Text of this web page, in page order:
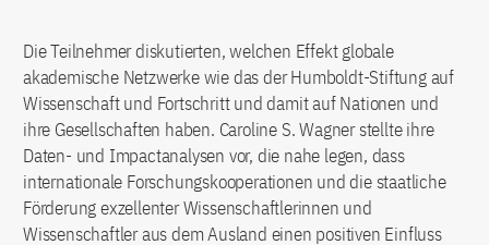
Die Teilnehmer diskutierten, welchen Effekt globale
akademische Netzwerke wie das der Humboldt-Stiftung auf
Wissenschaft und Fortschritt und damit auf Nationen und
ihre Gesellschaften haben. Caroline S. Wagner stellte ihre
Daten- und Impactanalysen vor, die nahe legen, dass
internationale Forschungskooperationen und die staatliche
Förderung exzellenter Wissenschaftlerinnen und
Wissenschaftler aus dem Ausland einen positiven Einfluss